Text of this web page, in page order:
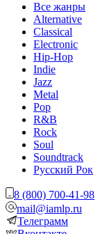
Все жанры
Alternative
Classical
Electronic
Hip-Hop
Indie
Jazz
Metal
Pop
R&B
Rock
Soul
Soundtrack
Русский Рок
8 (800) 700-41-98
mail@iamlp.ru
Телеграмм